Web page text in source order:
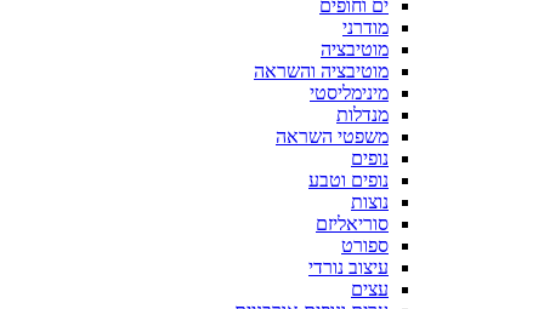
ים וחופים
מודרני
מוטיבציה
מוטיבציה והשראה
מינימליסטי
מנדלות
משפטי השראה
נופים
נופים וטבע
נוצות
סוריאליזם
ספורט
עיצוב נורדי
עצים